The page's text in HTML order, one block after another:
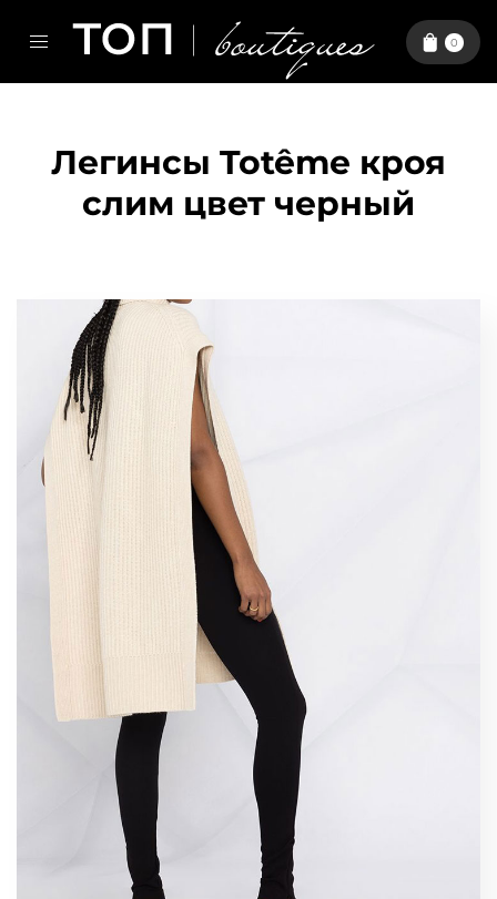
0
Легинсы Totême кроя
слим цвет черный